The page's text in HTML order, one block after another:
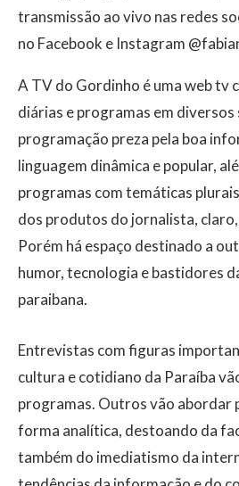
transmissão ao vivo nas redes
no Facebook e Instagram
A TV do Gordinho é uma web tv
diárias e programas em diversos
programação preza pela boa
linguagem dinâmica e popular,
programas com temáticas
dos produtos do jornalista,
Porém há espaço destinado a
humor, tecnologia e bastidores
paraibana.
Entrevistas com figuras
cultura e cotidiano da Paraíba
programas. Outros vão abordar
forma analítica, destoando da
também do imediatismo da